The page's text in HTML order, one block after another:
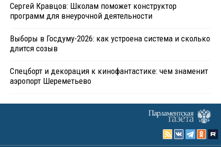
Сергей Кравцов: Школам поможет конструктор
программ для внеурочной деятельности
Выборы в Госдуму-2026: как устроена система и сколько
длится созыв
Спецборт и декорация к кинофантастике: чем знаменит
аэропорт Шереметьево